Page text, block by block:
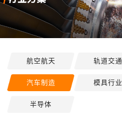
航空航天 轨道交通
汽车制造 模具行业
半导体